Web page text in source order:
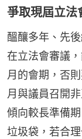
爭取現屆立法
醞釀多年、先
在立法會審議
月的會期，否
月與議員召開
傾向較長準備
垃圾袋，若合